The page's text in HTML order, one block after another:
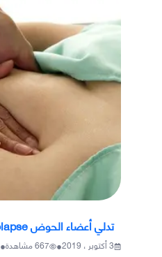
تدلي أعضاء الحوض Pelvic organ prolapse
3 أكتوبر ، 2019 •
667مشاهدة•